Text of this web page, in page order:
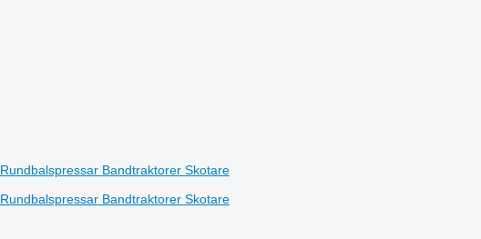
Rundbalspressar Bandtraktorer Skotare
Rundbalspressar Bandtraktorer Skotare